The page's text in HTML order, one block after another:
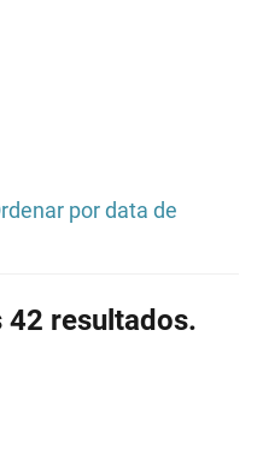
por data de
42 resultados.